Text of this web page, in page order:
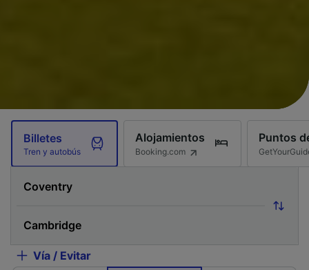
Billetes
Tren y autobús
Alojamientos
Booking.com
Puntos
Vía / Evitar